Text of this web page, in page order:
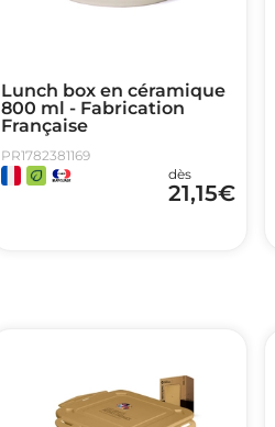
Lunch box en céramique
800 ml - Fabrication
Française
PR1782381169
dès
21,15€